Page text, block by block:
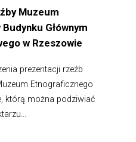
Muzeum
Głównym
w Rzeszowie
prezentacji rzeźb
Etnograficznego
którą można podziwiać